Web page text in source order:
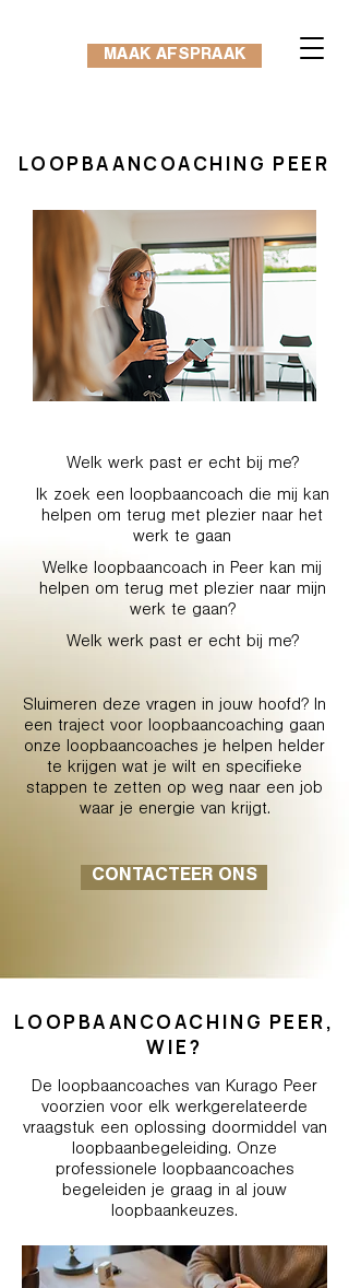
MAAK AFSPRAAK
LOOPBAANCOACHING PEER
Welk werk past er echt bij me?
Ik zoek een loopbaancoach die mij kan
helpen om terug met plezier naar het
werk te gaan
Welke loopbaancoach in Peer kan mij
helpen om terug met plezier naar mijn
werk te gaan?
Welk werk past er echt bij me?
Sluimeren deze vragen in jouw hoofd? In
een traject voor loopbaancoaching gaan
onze loopbaancoaches je helpen helder
te krijgen wat je wilt en specifieke
stappen te zetten op weg naar een job
waar je energie van krijgt.
CONTACTEER ONS
LOOPBAANCOACHING PEER,
WIE?
De loopbaancoaches van Kurago Peer
voorzien voor elk werkgerelateerde
vraagstuk een oplossing doormiddel van
loopbaanbegeleiding. Onze
professionele loopbaancoaches
begeleiden je graag in al jouw
loopbaankeuzes.